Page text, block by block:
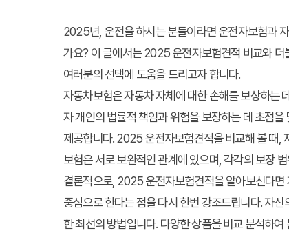
2025년, 운전을 하시는 분들이라면 운전자보험과
가요? 이 글에서는 2025 운전자보험견적 비교와 더
여러분의 선택에 도움을 드리고자 합니다.
자동차보험은 자동차 자체에 대한 손해를 보상하는
자 개인의 법률적 책임과 위험을 보장하는 데 초점
제공합니다. 2025 운전자보험견적을 비교해 볼 때,
보험은 서로 보완적인 관계에 있으며, 각각의 보장
결론적으로, 2025 운전자보험견적을 알아보신다면
중심으로 한다는 점을 다시 한번 강조드립니다. 자
한 최선의 방법입니다. 다양한 상품을 비교 분석하